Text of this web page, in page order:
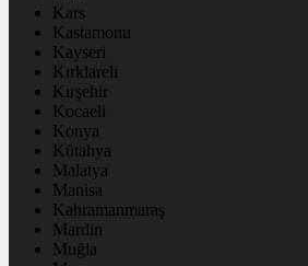
Kars
Kastamonu
Kayseri
Kırklareli
Kırşehir
Kocaeli
Konya
Kütahya
Malatya
Manisa
Kahramanmaraş
Mardin
Muğla